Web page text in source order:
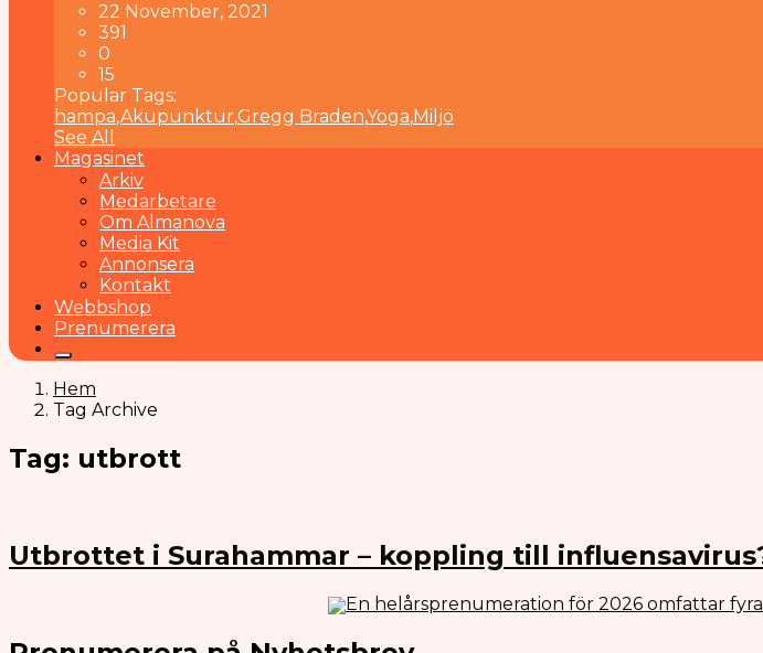
22 November, 2021
391
0
15
Popular Tags:
hampa,Akupunktur,Gregg Braden,Yoga,Miljö
See All
Magasinet
Arkiv
Medarbetare
Om Almanova
Media Kit
Annonsera
Kontakt
Webbshop
Prenumerera
Hem
Tag Archive
Tag: utbrott
Utbrottet i Surahammar – koppling till
En helårsprenumeration för 2026 omfattar